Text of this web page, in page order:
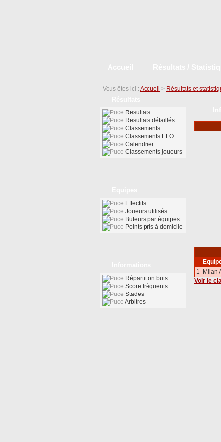
Vous êtes ici : Accueil > Résultats et
1
Milan
Voir le
Resultats
Resultats détaillés
Classements
Classements ELO
Calendrier
Classements joueurs
Effectifs
Joueurs utilisés
Buteurs par équipes
Points pris à domicile
Répartition buts
Score fréquents
Stades
Arbitres